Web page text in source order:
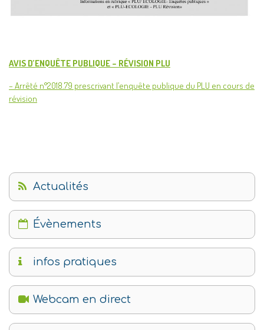
AVIS D’ENQUÊTE PUBLIQUE – RÉVISION PLU
– Arrêté n°2018.79 prescrivant l’enquête publique du PLU en cours de
révision
Actualités
Évènements
infos pratiques
Webcam en direct